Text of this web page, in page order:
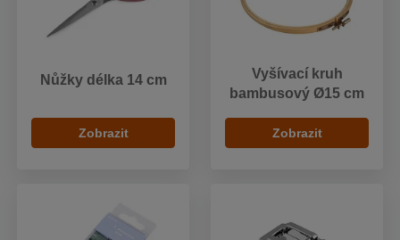
Nůžky délka 14 cm
Zobrazit
Vyšívací kruh
bambusový Ø15 cm
Zobrazit